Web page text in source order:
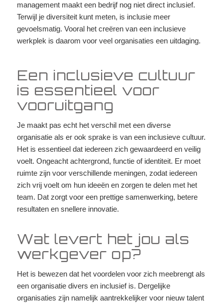
management maakt een bedrijf nog niet direct inclusief.
Terwijl je diversiteit kunt meten, is inclusie meer
gevoelsmatig. Vooral het creëren van een inclusieve
werkplek is daarom voor veel organisaties een uitdaging.
Een inclusieve cultuur
is essentieel voor
vooruitgang
Je maakt pas echt het verschil met een diverse
organisatie als er ook sprake is van een inclusieve cultuur.
Het is essentieel dat iedereen zich gewaardeerd en veilig
voelt. Ongeacht achtergrond, functie of identiteit. Er moet
ruimte zijn voor verschillende meningen, zodat iedereen
zich vrij voelt om hun ideeën en zorgen te delen met het
team. Dat zorgt voor een prettige samenwerking, betere
resultaten en snellere innovatie.
Wat levert het jou als
werkgever op?
Het is bewezen dat het voordelen voor zich meebrengt als
een organisatie divers en inclusief is. Dergelijke
organisaties zijn namelijk aantrekkelijker voor nieuw talent